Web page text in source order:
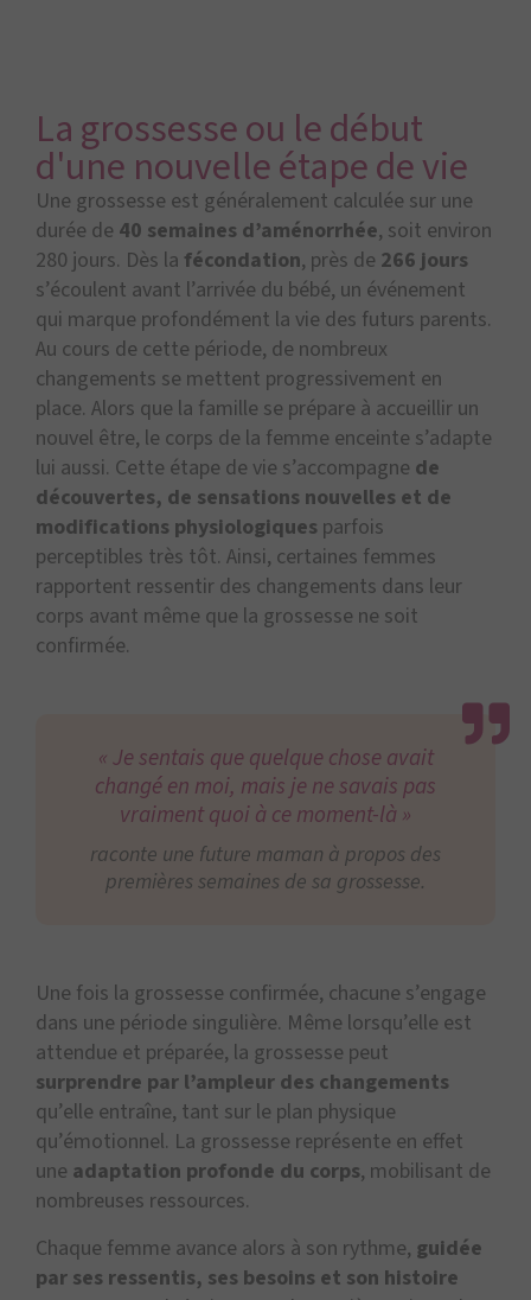
La grossesse ou le début
d'une nouvelle étape de vie
Une grossesse est généralement calculée sur une
durée de 40 semaines d’aménorrhée, soit environ
280 jours. Dès la fécondation, près de 266 jours
s’écoulent avant l’arrivée du bébé, un événement
qui marque profondément la vie des futurs parents.
Au cours de cette période, de nombreux
changements se mettent progressivement en
place. Alors que la famille se prépare à accueillir un
nouvel être, le corps de la femme enceinte s’adapte
lui aussi. Cette étape de vie s’accompagne de
découvertes, de sensations nouvelles et de
modifications physiologiques parfois
perceptibles très tôt. Ainsi, certaines femmes
rapportent ressentir des changements dans leur
corps avant même que la grossesse ne soit
confirmée.
« Je sentais que quelque chose avait
changé en moi, mais je ne savais pas
vraiment quoi à ce moment-là »
raconte une future maman à propos des
premières semaines de sa grossesse.
Une fois la grossesse confirmée, chacune s’engage
dans une période singulière. Même lorsqu’elle est
attendue et préparée, la grossesse peut
surprendre par l’ampleur des changements
qu’elle entraîne, tant sur le plan physique
qu’émotionnel. La grossesse représente en effet
une adaptation profonde du corps, mobilisant de
nombreuses ressources.
Chaque femme avance alors à son rythme, guidée
par ses ressentis, ses besoins et son histoire